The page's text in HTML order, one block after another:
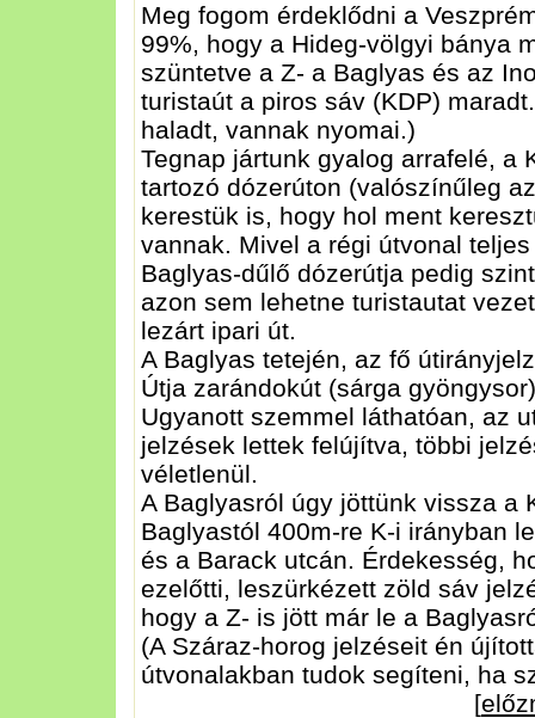
Meg fogom érdeklődni a
99%, hogy a Hideg-völgyi bánya
szüntetve a Z- a Baglyas és az
turistaút a piros sáv (KDP)
haladt, vannak nyomai.)
Tegnap jártunk gyalog arrafelé, a
tartozó dózerúton (valószínűleg
kerestük is, hogy hol ment
vannak. Mivel a régi útvonal
Baglyas-dűlő dózerútja pedig
azon sem lehetne turistautat
lezárt ipari út.
A Baglyas tetején, az fő
Útja zarándokút (sárga
Ugyanott szemmel láthatóan, az
jelzések lettek felújítva, többi
véletlenül.
A Baglyasról úgy jöttünk vissza a
Baglyastól 400m-re K-i irányban
és a Barack utcán. Érdekesség,
ezelőtti, leszürkézett zöld sáv
hogy a Z- is jött már le a
(A Száraz-horog jelzéseit én
útvonalakban tudok segíteni, ha
[